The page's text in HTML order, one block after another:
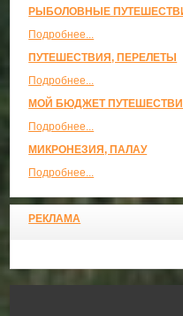
РЫБОЛОВНЫЕ
Подробнее...
ПУТЕШЕСТВИЯ, ПЕРЕЛЕТЫ
Подробнее...
МОЙ БЮДЖЕТ
Подробнее...
МИКРОНЕЗИЯ, ПАЛАУ
Подробнее...
РЕКЛАМА